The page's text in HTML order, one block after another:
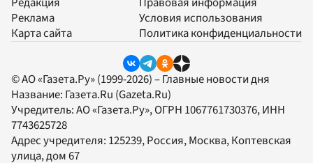
Реклама
Карта сайта
Условия использования
Политика конфиденциальности
© АО «Газета.Ру» (1999-2026) – Главные новости дня
Название: Газета.Ru (Gazeta.Ru)
Учредитель:АО «Газета.Ру», ОГРН 1067761730376, ИНН
7743625728
Адрес учредителя: 125239, Россия, Москва, Коптевская
улица, дом 67